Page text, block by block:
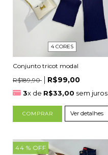
4 CORES
Conjunto tricot modal
R$189,90
R$99,00
3x de R$33,00 sem juros
COMPRAR Ver detalhes
44 % OFF